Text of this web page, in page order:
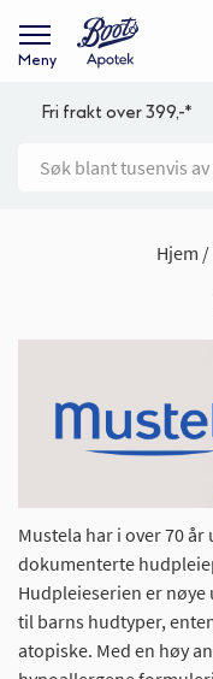
Meny
Fri frakt over 399,-*
Hjem
Mustela har i over 70
dokumenterte
Hudpleieserien er
til barns hudtyper,
atopiske. Med en høy